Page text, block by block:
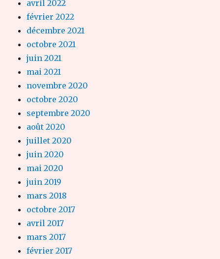
avril 2022
février 2022
décembre 2021
octobre 2021
juin 2021
mai 2021
novembre 2020
octobre 2020
septembre 2020
août 2020
juillet 2020
juin 2020
mai 2020
juin 2019
mars 2018
octobre 2017
avril 2017
mars 2017
février 2017